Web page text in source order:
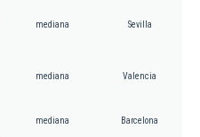
mediana Sevilla
mediana Valencia
mediana Barcelona